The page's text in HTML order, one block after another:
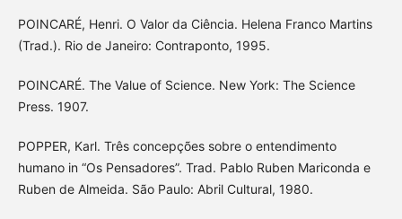
POINCARÉ, Henri. O Valor da Ciência. Helena Franco Martins
(Trad.). Rio de Janeiro: Contraponto, 1995.
POINCARÉ. The Value of Science. New York: The Science
Press. 1907.
POPPER, Karl. Três concepções sobre o entendimento
humano in “Os Pensadores”. Trad. Pablo Ruben Mariconda e
Ruben de Almeida. São Paulo: Abril Cultural, 1980.